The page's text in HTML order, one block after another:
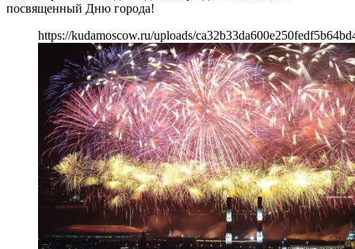
посвященный Дню города!
https://kudamoscow.ru/uploads/